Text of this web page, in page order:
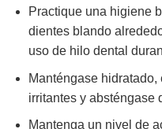
Practique una higiene
dientes blando
uso de hilo dental
Manténgase
irritantes y absténgase
Mantenga un nivel de